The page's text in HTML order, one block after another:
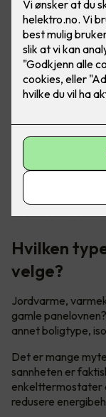
Oppvarming av
godt at det finnes
Hvilken
velge?
Jordvarme,
gamle
annet boligtype,
Det er mange
sannheten er
enkelttermostater
redusere